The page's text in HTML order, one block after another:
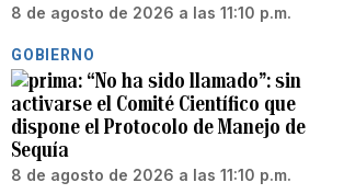
8 de agosto de 2026 a las 11:10 p.m.
GOBIERNO
“No ha sido llamado”: sin
activarse el Comité Científico que
dispone el Protocolo de Manejo de
Sequía
8 de agosto de 2026 a las 11:10 p.m.